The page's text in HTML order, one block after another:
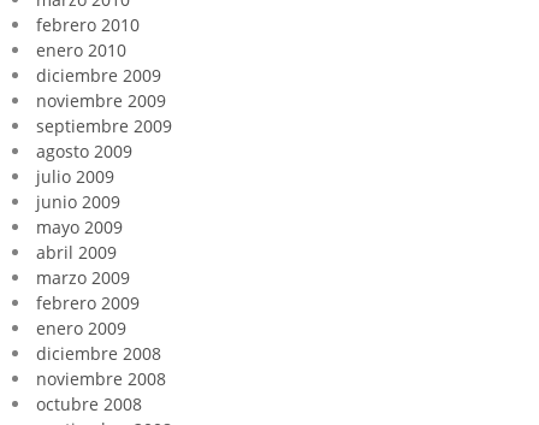
febrero 2010
enero 2010
diciembre 2009
noviembre 2009
septiembre 2009
agosto 2009
julio 2009
junio 2009
mayo 2009
abril 2009
marzo 2009
febrero 2009
enero 2009
diciembre 2008
noviembre 2008
octubre 2008